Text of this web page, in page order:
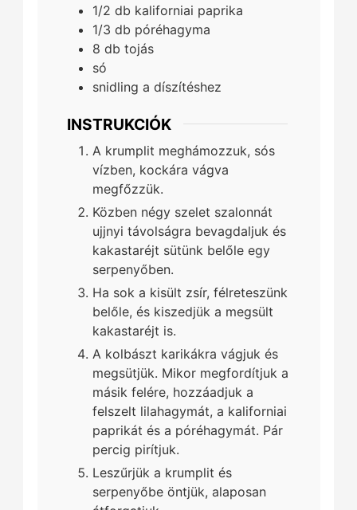
1/2 db kaliforniai paprika
1/3 db póréhagyma
8 db tojás
só
snidling a díszítéshez
INSTRUKCIÓK
A krumplit meghámozzuk, sós
vízben, kockára vágva
megfőzzük.
Közben négy szelet szalonnát
ujjnyi távolságra bevagdaljuk és
kakastaréjt sütünk belőle egy
serpenyőben.
Ha sok a kisült zsír, félreteszünk
belőle, és kiszedjük a megsült
kakastaréjt is.
A kolbászt karikákra vágjuk és
megsütjük. Mikor megfordítjuk a
másik felére, hozzáadjuk a
felszelt lilahagymát, a kaliforniai
paprikát és a póréhagymát. Pár
percig pirítjuk.
Leszűrjük a krumplit és
serpenyőbe öntjük, alaposan